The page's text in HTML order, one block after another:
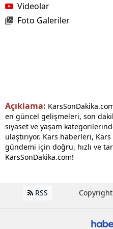
Videolar
Foto Galeriler
Açıklama:
en güncel gelişmeleri, son
siyaset ve yaşam
ulaştırıyor. Kars haberleri,
gündemi için doğru, hızlı ve
KarsSonDakika.com!
RSS Copyright